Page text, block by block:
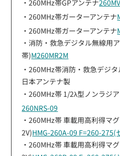
・260MHz帯GPアンテナ
・260MHz帯ガーターアンテナ
・260MHz帯ガーターアンテナ
・消防・救急デジタル無線用
帯)M260MR2M
・260MHz帯消防・救急デジ
日本アンテナ製
・260MHz帯 1/2λ型ノンラジ
260NRS-09
・260MHz帯 車載用高利得マ
2V)HMG-260A-09 F=260-275(
・260MHz帯 車載用高利得マ